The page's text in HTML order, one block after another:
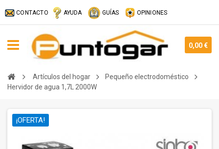
CONTACTO AYUDA GUÍAS OPINIONES
0,00 €
Artículos del hogar
Pequeño electrodoméstico
Hervidor de agua 1,7L 2000W
¡OFERTA!